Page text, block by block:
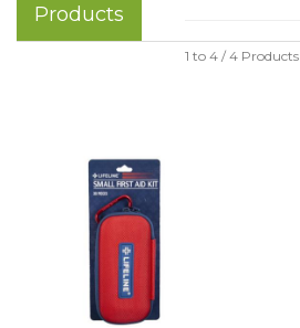
Products
1 to 4 / 4 Products